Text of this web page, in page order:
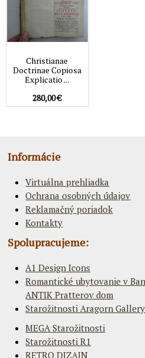
Christianae
Doctrinae Copiosa
Explicatio ...
280,00 €
Informácie
Virtuálna prehliadka
Ochrana osobných údajov
Reklamačný poriadok
Kontakty
Spolupracujeme:
A1 Design Icons
Romantické ubytovanie v
ANTIK Pratterov dom
Starožitnosti Aragorn Gallery
MEGA Starožitnosti
Starožitnosti R1
RETRO DIZAJN